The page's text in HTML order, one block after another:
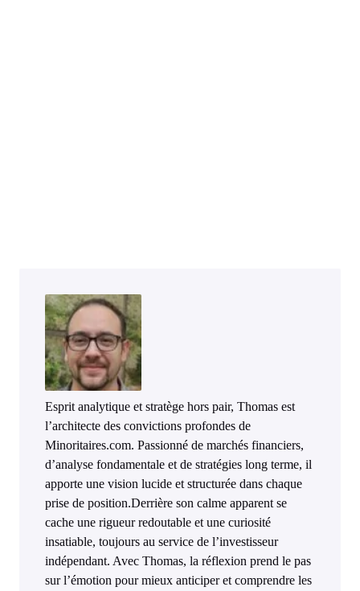
Esprit analytique et stratège hors pair, Thomas est
l’architecte des convictions profondes de
Minoritaires.com. Passionné de marchés financiers,
d’analyse fondamentale et de stratégies long terme, il
apporte une vision lucide et structurée dans chaque
prise de position.Derrière son calme apparent se
cache une rigueur redoutable et une curiosité
insatiable, toujours au service de l’investisseur
indépendant. Avec Thomas, la réflexion prend le pas
sur l’émotion pour mieux anticiper et comprendre les